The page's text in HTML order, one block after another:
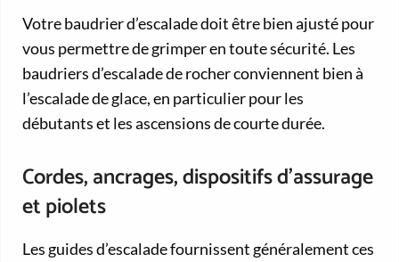
Votre baudrier d’escalade doit être bien ajusté pour
vous permettre de grimper en toute sécurité. Les
baudriers d’escalade de rocher conviennent bien à
l’escalade de glace, en particulier pour les
débutants et les ascensions de courte durée.
Cordes, ancrages, dispositifs d’assurage
et piolets
Les guides d’escalade fournissent généralement ces